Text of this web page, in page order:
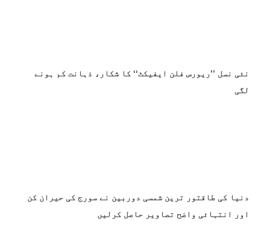
نئی نسل ’’ریورس فلن ایفیکٹ‘‘ کا شکار، ذہانت کم ہونے
لگی
دنیا کی طاقتور ترین شمسی دوربین نے سورج کی حیران کن
اور انتہائی واضح تصاویر حاصل کرلیں